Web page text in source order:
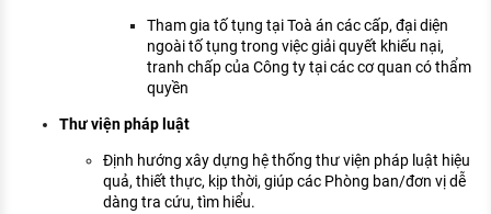
Tham gia tố tụng tại Toà án các cấp, đại diện
ngoài tố tụng trong việc giải quyết khiếu nại,
tranh chấp của Công ty tại các cơ quan có thẩm
quyền
Thư viện pháp luật
Định hướng xây dựng hệ thống thư viện pháp luật hiệu
quả, thiết thực, kịp thời, giúp các Phòng ban/đơn vị dễ
dàng tra cứu, tìm hiểu.